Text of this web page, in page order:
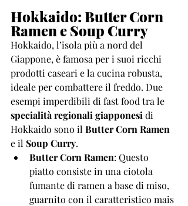
Hokkaido: Butter Corn
Ramen e Soup Curry
Hokkaido, l’isola più a nord del
Giappone, è famosa per i suoi ricchi
prodotti caseari e la cucina robusta,
ideale per combattere il freddo. Due
esempi imperdibili di fast food tra le
specialità regionali giapponesi di
Hokkaido sono il Butter Corn Ramen
e il Soup Curry.
Butter Corn Ramen: Questo
piatto consiste in una ciotola
fumante di ramen a base di miso,
guarnito con il caratteristico mais